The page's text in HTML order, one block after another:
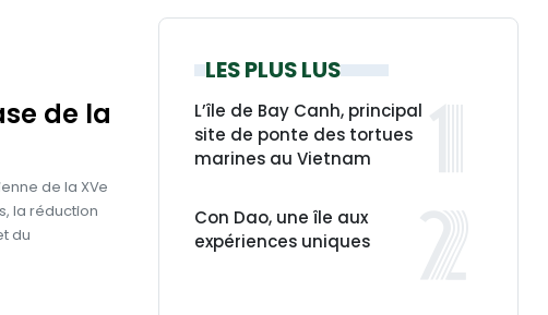
de la
de la XVe
la réduction
du
LES PLUS LUS
L’île de Bay Canh, principal
site de ponte des tortues
marines au Vietnam
Con Dao, une île aux
expériences uniques